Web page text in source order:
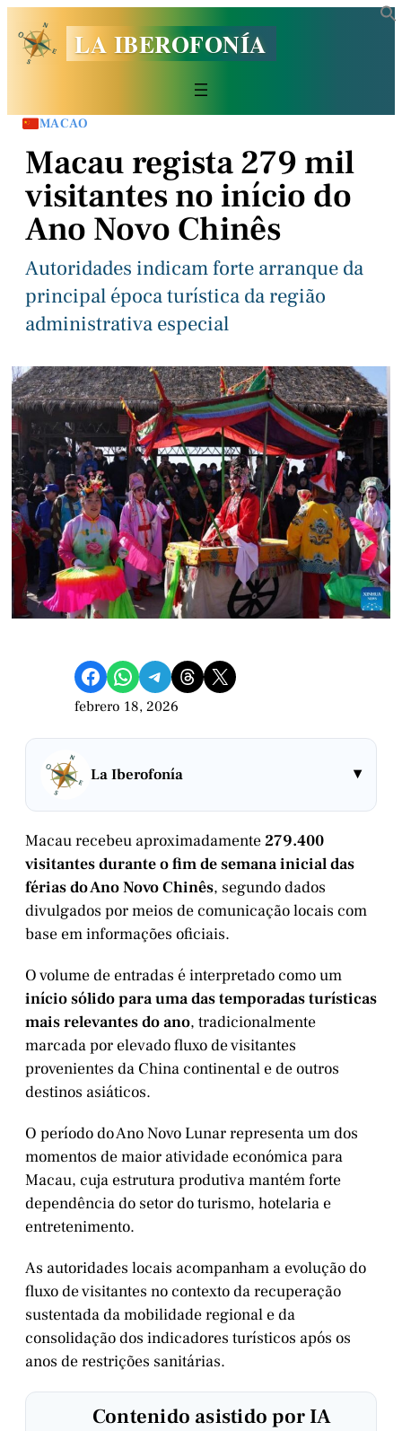
LA IBEROFONÍA
MACAO
Macau regista 279 mil
visitantes no início do
Ano Novo Chinês
Autoridades indicam forte arranque da
principal época turística da região
administrativa especial
Compartir en Facebook Compartir en WhatsApp Compartir en Telegram Share on Threads Compartir en X
febrero 18, 2026
La Iberofonía ▾
Macau recebeu aproximadamente279.400
visitantes durante o fim de semana inicial das
férias do Ano Novo Chinês, segundo dados
divulgados por meios de comunicação locais com
base em informações oficiais.
O volume de entradas é interpretado como um
início sólido para uma das temporadas turísticas
mais relevantes do ano, tradicionalmente
marcada por elevado fluxo de visitantes
provenientes da China continental e de outros
destinos asiáticos.
O período do Ano Novo Lunar representa um dos
momentos de maior atividade económica para
Macau, cuja estrutura produtiva mantém forte
dependência do setor do turismo, hotelaria e
entretenimento.
As autoridades locais acompanham a evolução do
fluxo de visitantes no contexto da recuperação
sustentada da mobilidade regional e da
consolidação dos indicadores turísticos após os
anos de restrições sanitárias.
Contenido asistido por IA